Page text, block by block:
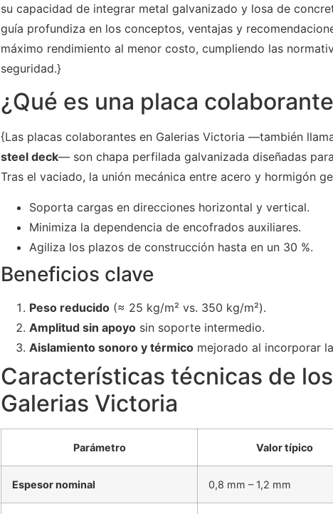
su capacidad de integrar metal galvanizado y losa de
guía profundiza en los conceptos, ventajas y
máximo rendimiento al menor costo, cumpliendo las
seguridad.}
¿Qué es una placa
{Las placas colaborantes en Galerias Victoria —también
steel deck— son chapa perfilada galvanizada diseñadas
Tras el vaciado, la unión mecánica entre acero y hormigón
Soporta cargas en direcciones horizontal y vertical.
Minimiza la dependencia de encofrados auxiliares.
Agiliza los plazos de construcción hasta en un 30 %.
Beneficios clave
Peso reducido (≈ 25 kg/m² vs. 350 kg/m²).
Amplitud sin apoyo sin soporte intermedio.
Aislamiento sonoro y térmico mejorado al incorporar
Características técnicas de
Galerias Victoria
Parámetro Valor típico
Espesor nominal 0,8 mm – 1,2 mm